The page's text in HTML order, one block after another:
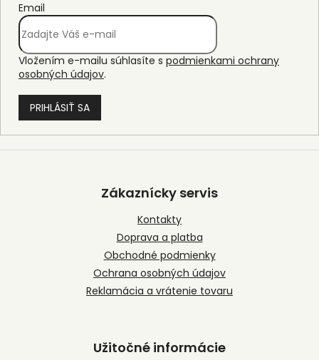
Email
Vložením e-mailu súhlasíte s podmienkami ochrany
osobných údajov.
PRIHLÁSIŤ SA
Z
Zákaznícky servis
Kontakty
Doprava a platba
Obchodné podmienky
Ochrana osobných údajov
Reklamácia a vrátenie tovaru
Užitočné informácie